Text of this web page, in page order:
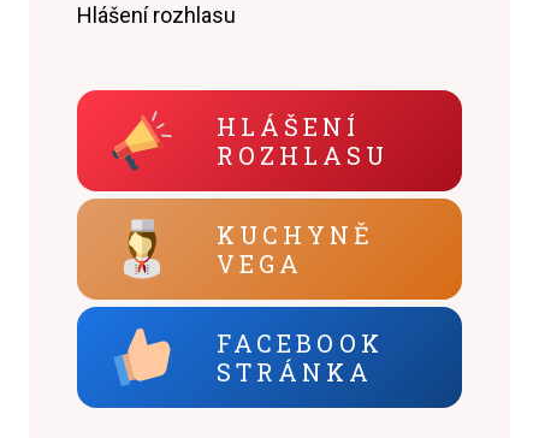
Hlášení rozhlasu
HLÁŠENÍ
ROZHLASU
KUCHYNĚ
VEGA
FACEBOOK
STRÁNKA